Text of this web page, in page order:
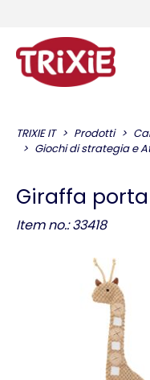
TRIXIE IT Prodotti
Giochi di strategia e
Giraffa
Item no.: 33418